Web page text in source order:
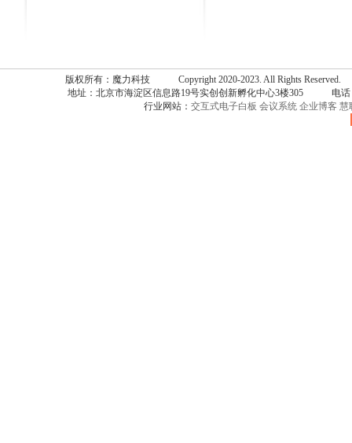
版权所有：魔力科技 Copyright 2020-2023. All Rights
地址：北京市海淀区信息路19号实创创新孵化中心3楼305
行业网站： 交互式电子白板 会议系统 企业博客 慧